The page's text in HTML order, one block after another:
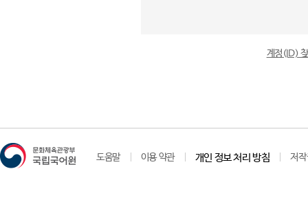
계정(ID)
도움말 이용 약관 개인 정보 처리 방침 저